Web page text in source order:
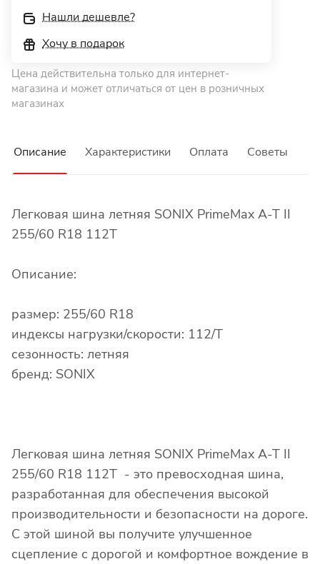
Нашли дешевле?
Хочу в подарок
Цена действительна только для интернет-
магазина и может отличаться от цен в розничных
магазинах
Описание Характеристики Оплата Советы
Легковая шина летняя SONIX PrimeMax A-T II
255/60 R18 112T
Описание:
размер: 255/60 R18
индексы нагрузки/скорости: 112/T
сезонность: летняя
бренд: SONIX
Легковая шина летняя SONIX PrimeMax A-T II
255/60 R18 112T - это превосходная шина,
разработанная для обеспечения высокой
производительности и безопасности на дороге.
С этой шиной вы получите улучшенное
сцепление с дорогой и комфортное вождение в